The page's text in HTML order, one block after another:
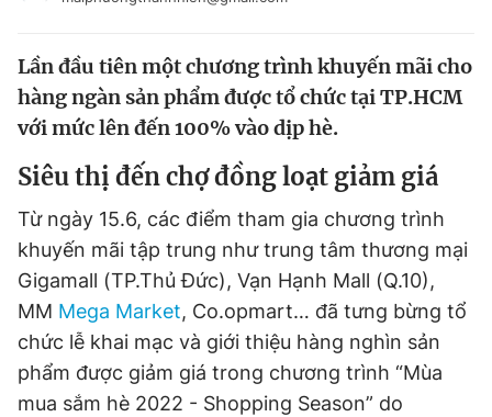
Tin thị trường Tin 360
Video Magazine
Sản phẩm khác
Tiện ích Bạn cần biết
Thông tin tòa soạn Liên hệ quảng cáo
Lần đầu tiên một chương trình khuyến mãi cho
hàng ngàn sản phẩm được tổ chức tại TP.HCM
với mức lên đến 100% vào dịp hè.
Siêu thị đến chợ đồng loạt giảm giá
Từ ngày 15.6, các điểm tham gia chương trình
khuyến mãi tập trung như trung tâm thương mại
Gigamall (TP.Thủ Đức), Vạn Hạnh Mall (Q.10),
MM Mega Market, Co.opmart… đã tưng bừng tổ
chức lễ khai mạc và giới thiệu hàng nghìn sản
phẩm được giảm giá trong chương trình “Mùa
mua sắm hè 2022 - Shopping Season” do